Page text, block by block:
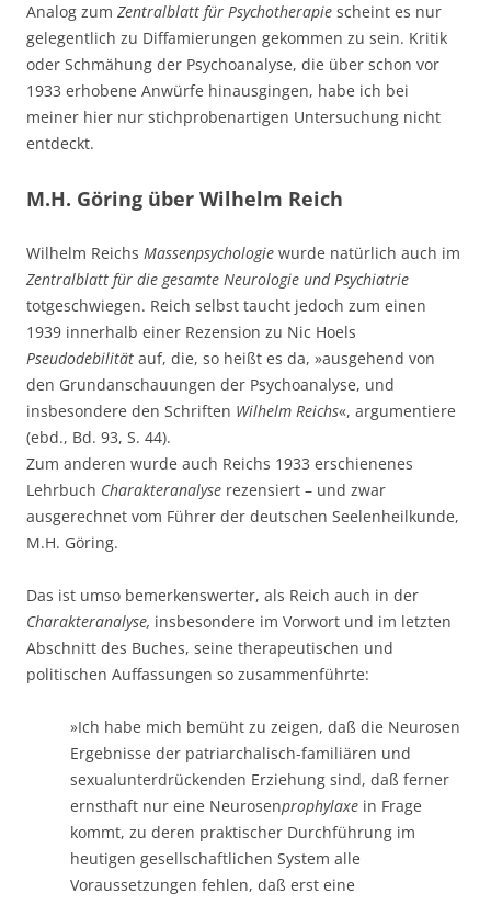
Analog zum Zentralblatt für Psychotherapie scheint es nur
gelegentlich zu Diffamierungen gekommen zu sein. Kritik
oder Schmähung der Psychoanalyse, die über schon vor
1933 erhobene Anwürfe hinausgingen, habe ich bei
meiner hier nur stichprobenartigen Untersuchung nicht
entdeckt.
M.H. Göring über Wilhelm Reich
Wilhelm Reichs Massenpsychologie wurde natürlich auch im
Zentralblatt für die gesamte Neurologie und Psychiatrie
totgeschwiegen. Reich selbst taucht jedoch zum einen
1939 innerhalb einer Rezension zu Nic Hoels
Pseudodebilität auf, die, so heißt es da, »ausgehend von
den Grundanschauungen der Psychoanalyse, und
insbesondere den Schriften Wilhelm Reichs«, argumentiere
(ebd., Bd. 93, S. 44).
Zum anderen wurde auch Reichs 1933 erschienenes
Lehrbuch Charakteranalyse rezensiert – und zwar
ausgerechnet vom Führer der deutschen Seelenheilkunde,
M.H. Göring.
Das ist umso bemerkenswerter, als Reich auch in der
Charakteranalyse, insbesondere im Vorwort und im letzten
Abschnitt des Buches, seine therapeutischen und
politischen Auffassungen so zusammenführte:
»Ich habe mich bemüht zu zeigen, daß die Neurosen
Ergebnisse der patriarchalisch-familiären und
sexualunterdrückenden Erziehung sind, daß ferner
ernsthaft nur eine Neurosenprophylaxe in Frage
kommt, zu deren praktischer Durchführung im
heutigen gesellschaftlichen System alle
Voraussetzungen fehlen, daß erst eine